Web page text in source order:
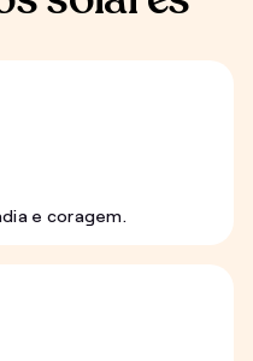
e coragem.